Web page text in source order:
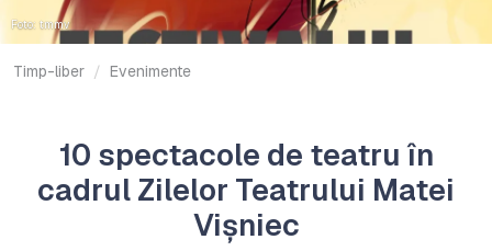
Foto: tmmv
Timp-liber Evenimente
10 spectacole de teatru în
cadrul Zilelor Teatrului Matei
Vișniec